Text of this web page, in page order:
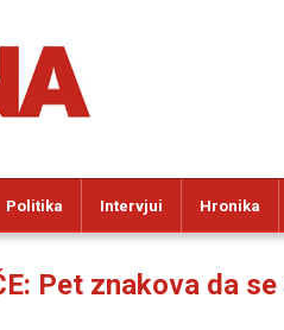
Politika Intervjui Hronika
Pet znakova da